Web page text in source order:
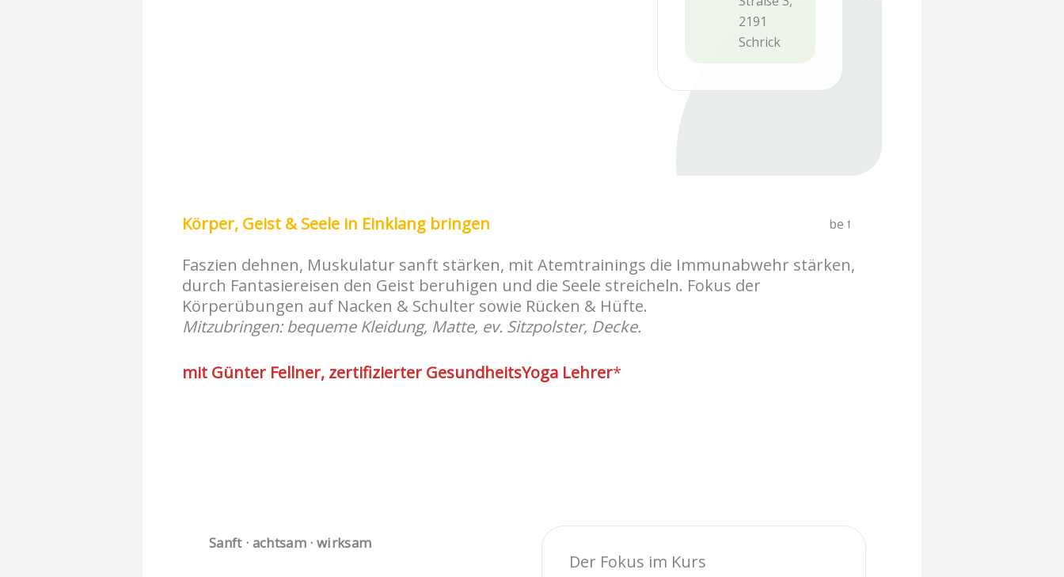
2191
Schrick
Körper, Geist & Seele in Einklang bringen
Faszien dehnen, Muskulatur sanft stärken, mit Atemtrainings die Immunabwehr stärken,
durch Fantasiereisen den Geist beruhigen und die Seele streicheln. Fokus der
Körperübungen auf Nacken & Schulter sowie Rücken & Hüfte.
Mitzubringen: bequeme Kleidung, Matte, ev. Sitzpolster, Decke.
mit Günter Fellner, zertifizierter GesundheitsYoga Lehrer*
Sanft · achtsam · wirksam
Der Fokus im Kurs